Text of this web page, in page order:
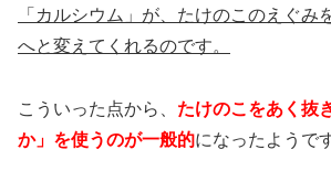
「カルシウム」が、たけのこのえぐみ
へと変えてくれるのです。
こういった点から、 たけのこをあく抜
か」を使うのが一般的になったようで